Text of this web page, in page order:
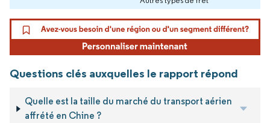
Questions clés auxquelles le rapport répond
Quelle est la taille du marché du transport aérien
affrété en Chine ?